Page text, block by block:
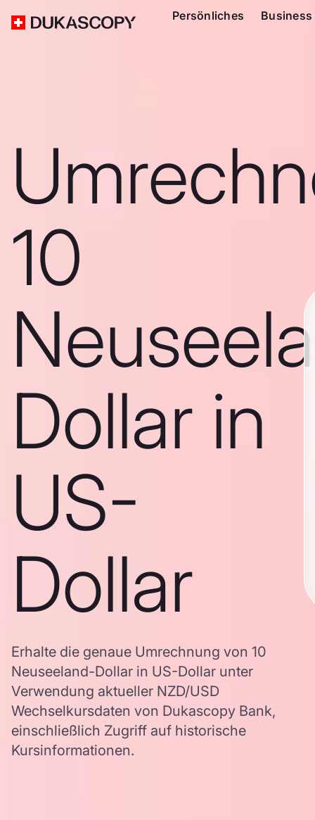
Persönliches Business
10
Dollar in
US-
Dollar
Erhalte die genaue Umrechnung von 10
Neuseeland-Dollar in US-Dollar unter
Verwendung aktueller NZD/USD
Wechselkursdaten von Dukascopy Bank,
einschließlich Zugriff auf historische
Kursinformationen.